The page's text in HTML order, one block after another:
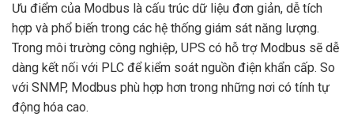
Ưu điểm của Modbus là cấu trúc dữ liệu đơn giản, dễ tích
hợp và phổ biến trong các hệ thống giám sát năng lượng.
Trong môi trường công nghiệp, UPS có hỗ trợ Modbus sẽ dễ
dàng kết nối với PLC để kiểm soát nguồn điện khẩn cấp. So
với SNMP, Modbus phù hợp hơn trong những nơi có tính tự
động hóa cao.